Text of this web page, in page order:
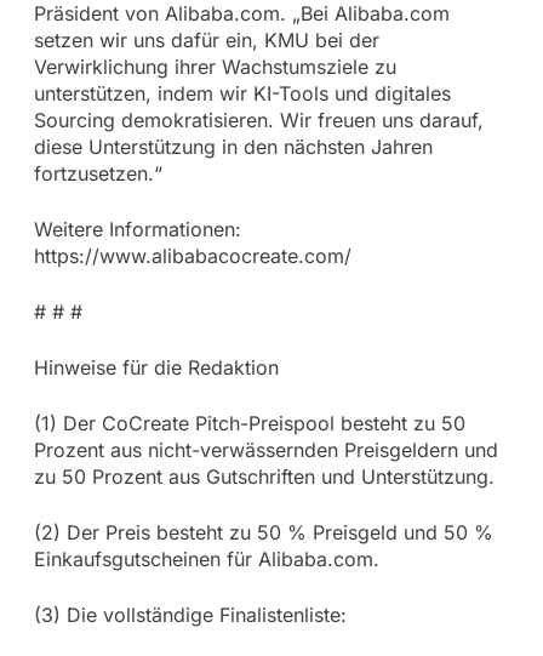
Präsident von Alibaba.com. „Bei Alibaba.com
setzen wir uns dafür ein, KMU bei der
Verwirklichung ihrer Wachstumsziele zu
unterstützen, indem wir KI-Tools und digitales
Sourcing demokratisieren. Wir freuen uns darauf,
diese Unterstützung in den nächsten Jahren
fortzusetzen.“
Weitere Informationen:
https://www.alibabacocreate.com/
# # #
Hinweise für die Redaktion
(1) Der CoCreate Pitch-Preispool besteht zu 50
Prozent aus nicht-verwässernden Preisgeldern und
zu 50 Prozent aus Gutschriften und Unterstützung.
(2) Der Preis besteht zu 50 % Preisgeld und 50 %
Einkaufsgutscheinen für Alibaba.com.
(3) Die vollständige Finalistenliste: